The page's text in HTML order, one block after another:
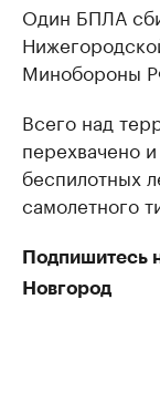
Один БПЛА
Минобороны
Всего над
перехвачено
беспилотных
самолетного
Подпишитесь
Новгород